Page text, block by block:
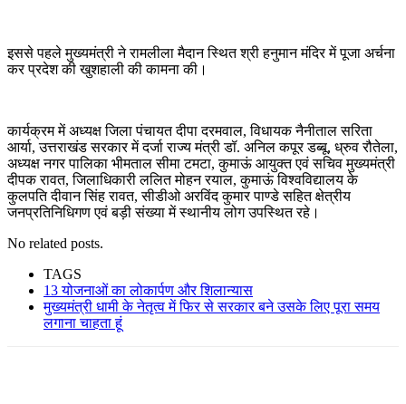
इससे पहले मुख्यमंत्री ने रामलीला मैदान स्थित श्री हनुमान मंदिर में पूजा अर्चना
कर प्रदेश की खुशहाली की कामना की।
कार्यक्रम में अध्यक्ष जिला पंचायत दीपा दरमवाल, विधायक नैनीताल सरिता
आर्या, उत्तराखंड सरकार में दर्जा राज्य मंत्री डॉ. अनिल कपूर डब्बू, ध्रुव रौतेला,
अध्यक्ष नगर पालिका भीमताल सीमा टमटा, कुमाऊं आयुक्त एवं सचिव मुख्यमंत्री
दीपक रावत, जिलाधिकारी ललित मोहन रयाल, कुमाऊं विश्वविद्यालय के
कुलपति दीवान सिंह रावत, सीडीओ अरविंद कुमार पाण्डे सहित क्षेत्रीय
जनप्रतिनिधिगण एवं बड़ी संख्या में स्थानीय लोग उपस्थित रहे।
No related posts.
TAGS
13 योजनाओं का लोकार्पण और शिलान्यास
मुख्यमंत्री धामी के नेतृत्व में फिर से सरकार बने उसके लिए पूरा समय
लगाना चाहता हूं